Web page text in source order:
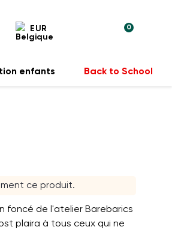
EUR 0
enfants Back to School
ce produit.
foncé de l'atelier Barebarics
plaira à tous ceux qui ne